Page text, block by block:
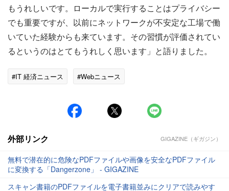
もうれしいです。ローカルで実行することはプライバシー
でも重要ですが、以前にネットワークが不安定な工場で働
いていた経験からも来ています。その習慣が評価されてい
るというのはとてもうれしく思います」と語りました。
#IT 経済ニュース #Webニュース
外部リンク GIGAZINE（ギガジン）
無料で潜在的に危険なPDFファイルや画像を安全なPDFファイル
に変換する「Dangerzone」 - GIGAZINE
スキャン書籍のPDFファイルを電子書籍並みにクリアで読みやす